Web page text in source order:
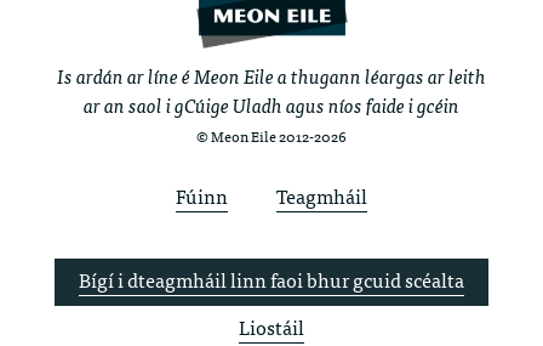
Is ardán ar líne é Meon Eile a thugann léargas ar leith
ar an saol i gCúige Uladh agus níos faide i gcéin
© Meon Eile 2012-2026
Fúinn Teagmháil
Bígí i dteagmháil linn faoi bhur gcuid scéalta
Liostáil